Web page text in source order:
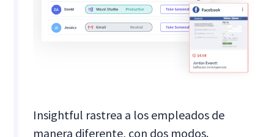
Insightful rastrea a los empleados de
manera diferente, con dos modos.